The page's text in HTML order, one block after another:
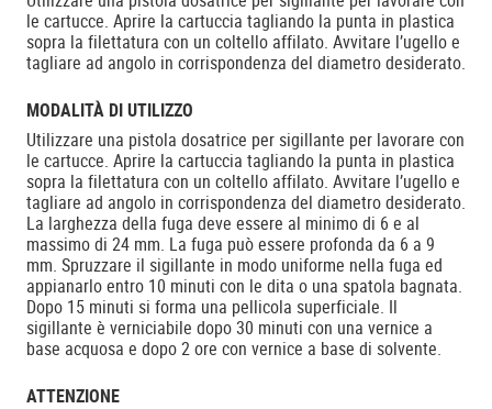
le cartucce. Aprire la cartuccia tagliando la punta in plastica
sopra la filettatura con un coltello affilato. Avvitare l’ugello e
tagliare ad angolo in corrispondenza del diametro desiderato.
MODALITÀ DI UTILIZZO
Utilizzare una pistola dosatrice per sigillante per lavorare con
le cartucce. Aprire la cartuccia tagliando la punta in plastica
sopra la filettatura con un coltello affilato. Avvitare l’ugello e
tagliare ad angolo in corrispondenza del diametro desiderato.
La larghezza della fuga deve essere al minimo di 6 e al
massimo di 24 mm. La fuga può essere profonda da 6 a 9
mm. Spruzzare il sigillante in modo uniforme nella fuga ed
appianarlo entro 10 minuti con le dita o una spatola bagnata.
Dopo 15 minuti si forma una pellicola superficiale. Il
sigillante è verniciabile dopo 30 minuti con una vernice a
base acquosa e dopo 2 ore con vernice a base di solvente.
ATTENZIONE